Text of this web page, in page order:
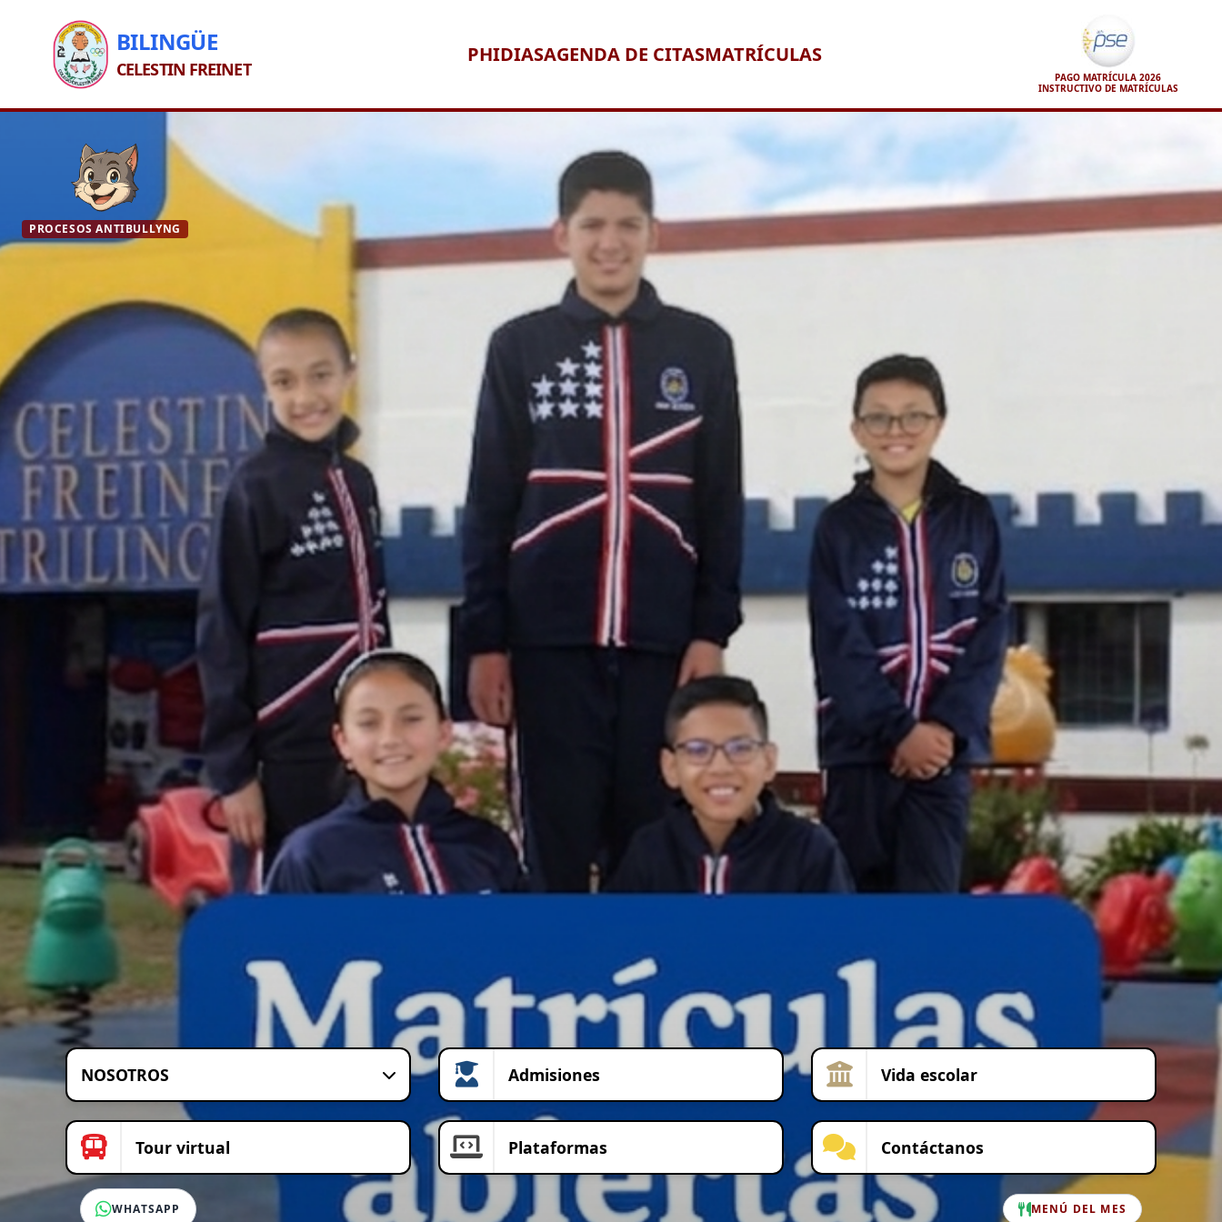
BILINGÜE
CELESTIN FREINET
PHIDIASAGENDA DE CITASMATRÍCULAS
PAGO MATRÍCULA 2026
INSTRUCTIVO DE MATRÍCULAS
PROCESOS ANTIBULLYNG
NOSOTROS Admisiones Vida escolar
Tour virtual Plataformas Contáctanos
WHATSAPP MENÚ DEL MES